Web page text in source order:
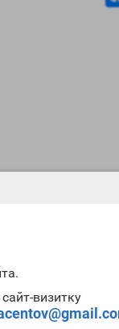
визитку
его с
не зря считают
себя в
более 6 недель и